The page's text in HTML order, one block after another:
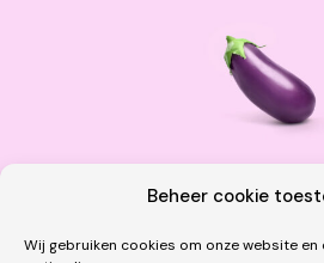
Beheer cookie
Wij gebruiken cookies om onze website en